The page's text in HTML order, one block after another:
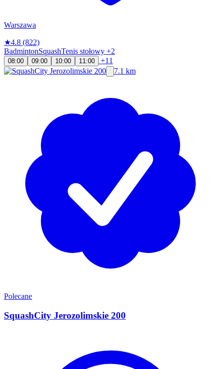
Warszawa
★4.8 (822)
BadmintonSquashTenis stołowy +2
08:00 09:00 10:00 11:00
+11
7.1 km
Polecane
SquashCity Jerozolimskie 200